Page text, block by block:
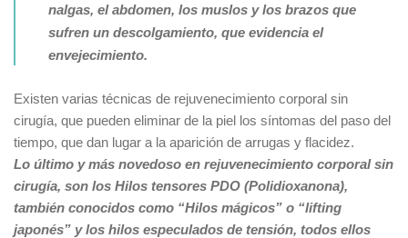
nalgas, el abdomen, los muslos y los brazos que
sufren un descolgamiento, que evidencia el
envejecimiento.
Existen varias técnicas de rejuvenecimiento corporal sin
cirugía, que pueden eliminar de la piel los síntomas del paso del
tiempo, que dan lugar a la aparición de arrugas y flacidez.
Lo último y más novedoso en rejuvenecimiento corporal sin
cirugía, son los Hilos tensores PDO (Polidioxanona),
también conocidos como “Hilos mágicos” o “lifting
japonés” y los hilos especulados de tensión, todos ellos